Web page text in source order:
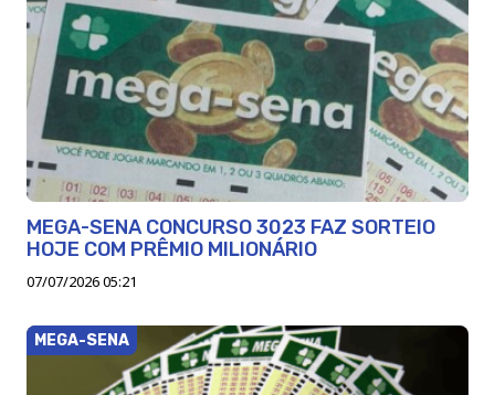
MEGA-SENA CONCURSO 3023 FAZ SORTEIO
HOJE COM PRÊMIO MILIONÁRIO
07/07/2026 05:21
MEGA-SENA